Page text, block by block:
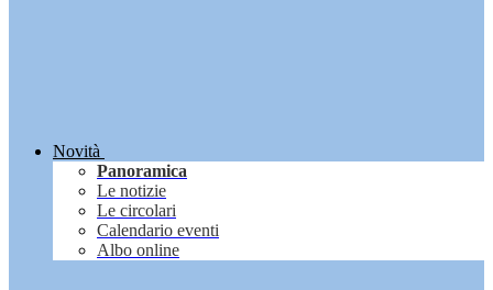
Novità
Panoramica
Le notizie
Le circolari
Calendario eventi
Albo online